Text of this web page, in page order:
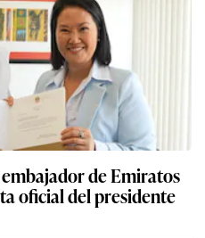
de Emiratos
oficial del presidente